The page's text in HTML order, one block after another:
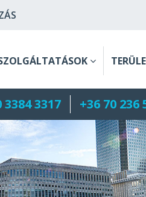
3384 3317 +36 70 236